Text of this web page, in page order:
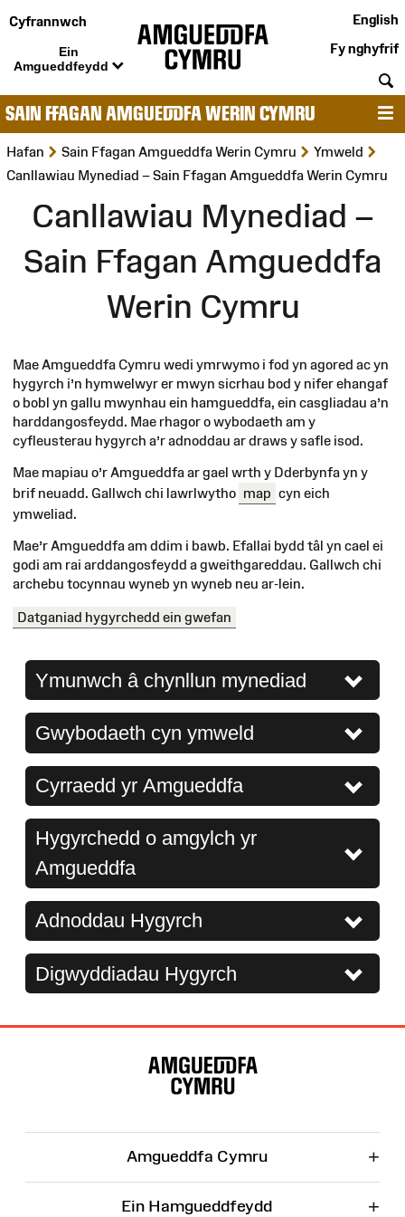
Cyfrannwch
Ein
Amgueddfeydd
English
Fy nghyfrif
SAIN FFAGAN AMGUEDDFA WERIN CYMRU
Hafan >Sain Ffagan Amgueddfa Werin Cymru >Ymweld
Canllawiau Mynediad – Sain Ffagan Amgueddfa Werin Cymru
Canllawiau Mynediad –
Sain Ffagan Amgueddfa
Werin Cymru
Mae Amgueddfa Cymru wedi ymrwymo i fod yn agored ac yn
hygyrch i’n hymwelwyr er mwyn sicrhau bod y nifer ehangaf
o bobl yn gallu mwynhau ein hamgueddfa, ein casgliadau a’n
harddangosfeydd. Mae rhagor o wybodaeth am y
cyfleusterau hygyrch a’r adnoddau ar draws y safle isod.
Mae mapiau o’r Amgueddfa ar gael wrth y Dderbynfa yn y
brif neuadd. Gallwch chi lawrlwytho map cyn eich
ymweliad.
Mae’r Amgueddfa am ddim i bawb. Efallai bydd tâl yn cael ei
godi am rai arddangosfeydd a gweithgareddau. Gallwch chi
archebu tocynnau wyneb yn wyneb neu ar-lein.
Datganiad hygyrchedd ein gwefan
Ymunwch â chynllun mynediad
Gwybodaeth cyn ymweld
Cyrraedd yr Amgueddfa
Hygyrchedd o amgylch yr
Amgueddfa
Adnoddau Hygyrch
Digwyddiadau Hygyrch
Amgueddfa Cymru +
Ein Hamgueddfeydd +